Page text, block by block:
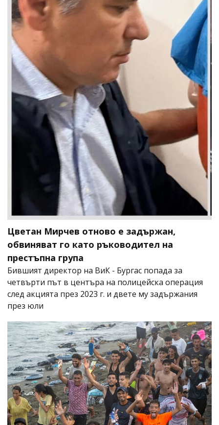
Цветан Мирчев отново е задържан,
обвиняват го като ръководител на
престъпна група
Бившият директор на ВиК - Бургас попада за
четвърти път в центъра на полицейска операция
след акцията през 2023 г. и двете му задържания
през юли